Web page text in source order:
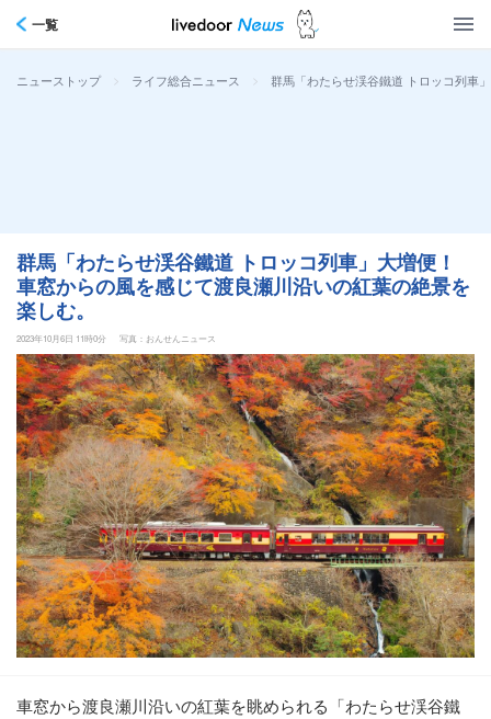
一覧
ニューストップ > ライフ総合ニュース > 群馬「わたらせ渓谷鐵道 トロッコ列車
群馬「わたらせ渓谷鐵道 トロッコ列車」大増便！
車窓からの風を感じて渡良瀬川沿いの紅葉の絶景を
楽しむ。
2023年10月6日 11時0分 写真：おんせんニュース
車窓から渡良瀬川沿いの紅葉を眺められる「わたらせ渓谷鐵